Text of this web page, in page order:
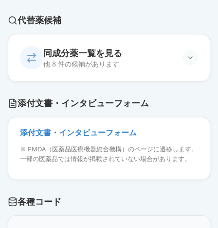
代替薬候補
同成分薬一覧を見る
他 8 件の候補があります
シリンジ「JCR」
薬価 390 円
10μgシリンジ「JCR」
薬価 688 円
通常出荷
15μgシリンジ「JCR」
添付文書・インタビューフォーム
添付文書・インタビューフォーム
※ PMDA（医薬品医療機器総合機構）のページに遷移します。
一部の医薬品では情報が掲載されていない場合があります。
各種コード